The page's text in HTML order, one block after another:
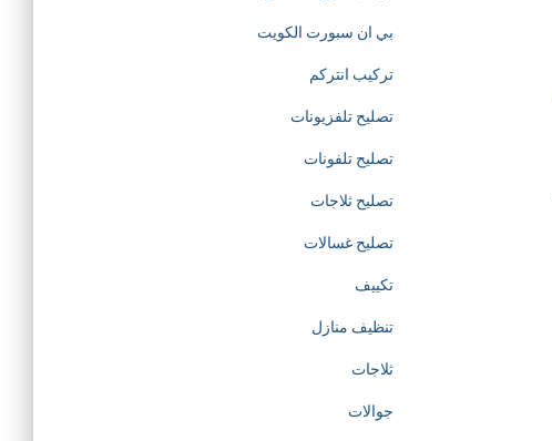
y
d
e
d
a
t
بي ان سبورت الكويت
تركيب انتركم
تصليح تلفزيونات
تصليح تلفونات
تصليح ثلاجات
تصليح غسالات
تكييف
تنظيف منازل
ثلاجات
جوالات